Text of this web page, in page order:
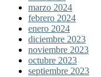
marzo 2024
febrero 2024
enero 2024
diciembre 2023
noviembre 2023
octubre 2023
septiembre 2023